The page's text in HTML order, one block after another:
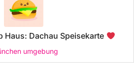
Haus: Dachau Speisekarte
umgebung